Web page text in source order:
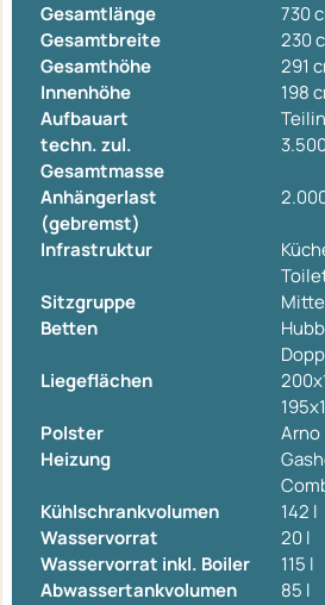
Gesamtlänge
730
Gesamtbreite
230
Gesamthöhe
291
Innenhöhe
198
Aufbauart
techn. zul.
Gesamtmasse
Anhängerlast
(gebremst)
Infrastruktur
Sitzgruppe
Betten
Liegeflächen
Polster
Arno
Heizung
Kühlschrankvolumen
142 l
Wasservorrat
20 l
Wasservorrat inkl. Boiler
115 l
Abwassertankvolumen
85 l